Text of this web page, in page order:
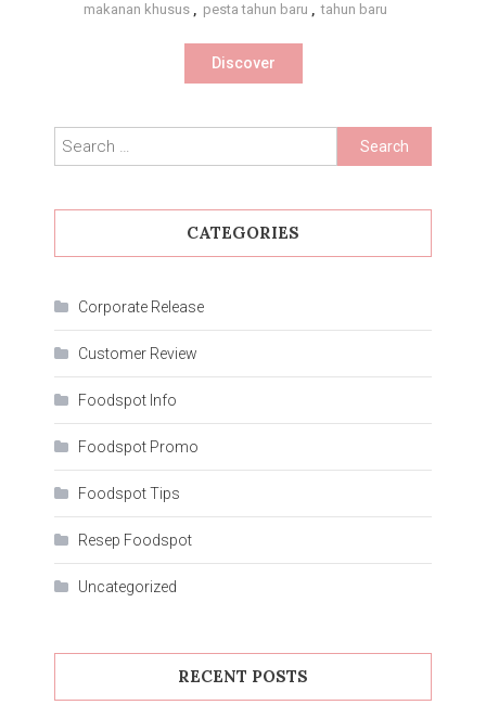
makanan khusus , pesta tahun baru , tahun baru
Discover
Search
for:
CATEGORIES
Corporate Release
Customer Review
Foodspot Info
Foodspot Promo
Foodspot Tips
Resep Foodspot
Uncategorized
RECENT POSTS